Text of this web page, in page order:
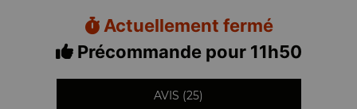
Actuellement fermé
Précommande pour 11h50
AVIS (25)